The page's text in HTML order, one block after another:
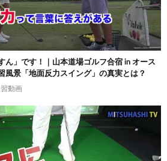
ん」です！｜山本道場ゴルフ合宿 in オース
風景「地面反力スイング」の真実とは？
動画